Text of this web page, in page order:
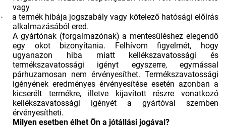
vagy
·
a termék hibája jogszabály vagy kötelező hatósági előírás
alkalmazásából ered.
A gyártónak (forgalmazónak) a mentesüléshez elegendő
egy okot bizonyítania. Felhívom figyelmét, hogy
ugyanazon hiba miatt kellékszavatossági és
termékszavatossági igényt egyszerre, egymással
párhuzamosan nem érvényesíthet. Termékszavatossági
igényének eredményes érvényesítése esetén azonban a
kicserélt termékre, illetve kijavított részre vonatkozó
kellékszavatossági igényét a gyártóval szemben
érvényesítheti.
Milyen esetben élhet Ön a jótállási jogával?